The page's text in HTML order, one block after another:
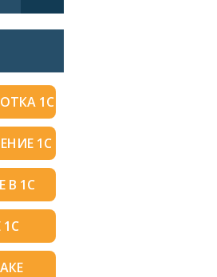
1С
1С
В 1С